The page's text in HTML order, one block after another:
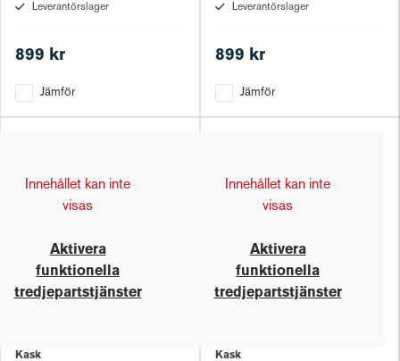
Leverantörslager
899 kr
Jämför
Leverantörslager
899 kr
Jämför
Innehållet kan inte
visas
Aktivera
funktionella
tredjepartstjänster
Kask
Innehållet kan inte
visas
Aktivera
funktionella
tredjepartstjänster
Kask